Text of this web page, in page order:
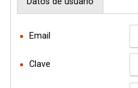
Email
Clave